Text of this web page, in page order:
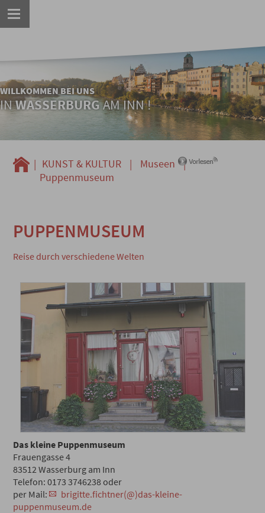
WILLKOMMEN BEI UNS
INWASSERBURGAM INN !
| KUNST & KULTUR | Museen |
Puppenmuseum
PUPPENMUSEUM
Reise durch verschiedene Welten
Das kleine Puppenmuseum
Frauengasse 4
83512 Wasserburg am Inn
Telefon: 0173 3746238 oder
per Mail:
brigitte.fichtner(@)das-kleine-
puppenmuseum.de